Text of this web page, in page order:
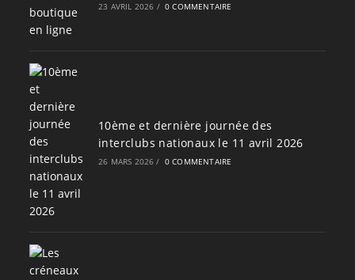
23 AVRIL 2026 / 0 COMMENTAIRE
10ème et dernière journée des
interclubs nationaux le 11 avril 2026
26 MARS 2026 / 0 COMMENTAIRE